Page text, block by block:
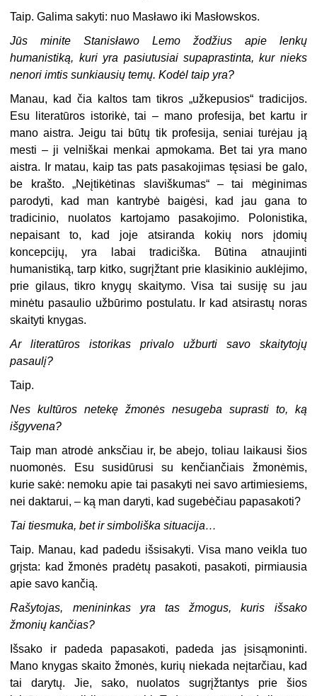
Taip. Galima sakyti: nuo Masławo iki Masłowskos.
Jūs minite Stanisławo Lemo žodžius apie lenkų
humanistiką, kuri yra pasiutusiai supaprastinta, kur nieks
nenori imtis sunkiausių temų. Kodėl taip yra?
Manau, kad čia kaltos tam tikros „užkepusios“ tradicijos.
Esu literatūros istorikė, tai – mano profesija, bet kartu ir
mano aistra. Jeigu tai būtų tik profesija, seniai turėjau ją
mesti – ji velniškai menkai apmokama. Bet tai yra mano
aistra. Ir matau, kaip tas pats pasakojimas tęsiasi be galo,
be krašto. „Neįtikėtinas slaviškumas“ – tai mėginimas
parodyti, kad man kantrybė baigėsi, kad jau gana to
tradicinio, nuolatos kartojamo pasakojimo. Polonistika,
nepaisant to, kad joje atsiranda kokių nors įdomių
koncepcijų, yra labai tradiciška. Būtina atnaujinti
humanistiką, tarp kitko, sugrįžtant prie klasikinio auklėjimo,
prie gilaus, tikro knygų skaitymo. Visa tai susiję su jau
minėtu pasaulio užbūrimo postulatu. Ir kad atsirastų noras
skaityti knygas.
Ar literatūros istorikas privalo užburti savo skaitytojų
pasaulį?
Taip.
Nes kultūros netekę žmonės nesugeba suprasti to, ką
išgyvena?
Taip man atrodė anksčiau ir, be abejo, toliau laikausi šios
nuomonės. Esu susidūrusi su kenčiančiais žmonėmis,
kurie sakė: nemoku apie tai pasakyti nei savo artimiesiems,
nei daktarui, – ką man daryti, kad sugebėčiau papasakoti?
Tai tiesmuka, bet ir simboliška situacija…
Taip. Manau, kad padedu išsisakyti. Visa mano veikla tuo
grįsta: kad žmonės pradėtų pasakoti, pasakoti, pirmiausia
apie savo kančią.
Rašytojas, menininkas yra tas žmogus, kuris išsako
žmonių kančias?
Išsako ir padeda papasakoti, padeda jas įsisąmoninti.
Mano knygas skaito žmonės, kurių niekada neįtarčiau, kad
tai darytų. Jie, sako, nuolatos sugrįžtantys prie šios